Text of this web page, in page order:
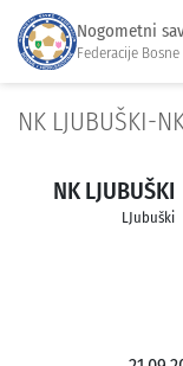
Nogometni
Federacije
NK LJUBUŠKI-
NK LJUBUŠKI
LJubuški